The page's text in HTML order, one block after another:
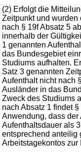
(2) Erfolgt die
Zeitpunkt und wurden
nach § 19f Absatz 5
innerhalb der
1 genannten
das Bundesgebiet
Studiums aufhalten.
Satz 3 genannten
Aufenthalt nicht nach
Ausländer in das
Zweck des Studiums
nach Absatz 1 findet
Anwendung, dass
Aufenthaltsdauer als
entsprechend anteilig
Arbeitstagekontos zur